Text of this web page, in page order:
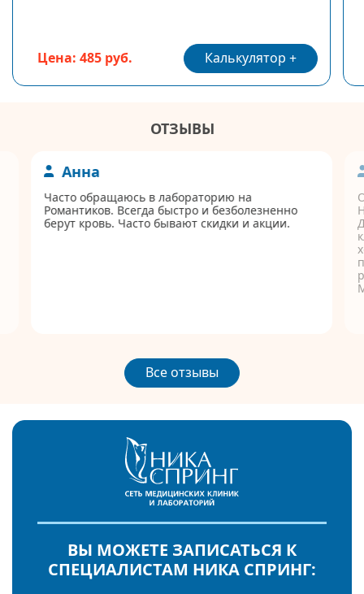
Цена: 485 руб. Калькулятор
ОТЗЫВЫ
Анна
Часто обращаюсь в лабораторию на
Романтиков. Всегда быстро и безболезненно
берут кровь. Часто бывают скидки и акции.
Все отзывы
ВЫ МОЖЕТЕ ЗАПИСАТЬСЯ К
СПЕЦИАЛИСТАМ НИКА СПРИНГ: